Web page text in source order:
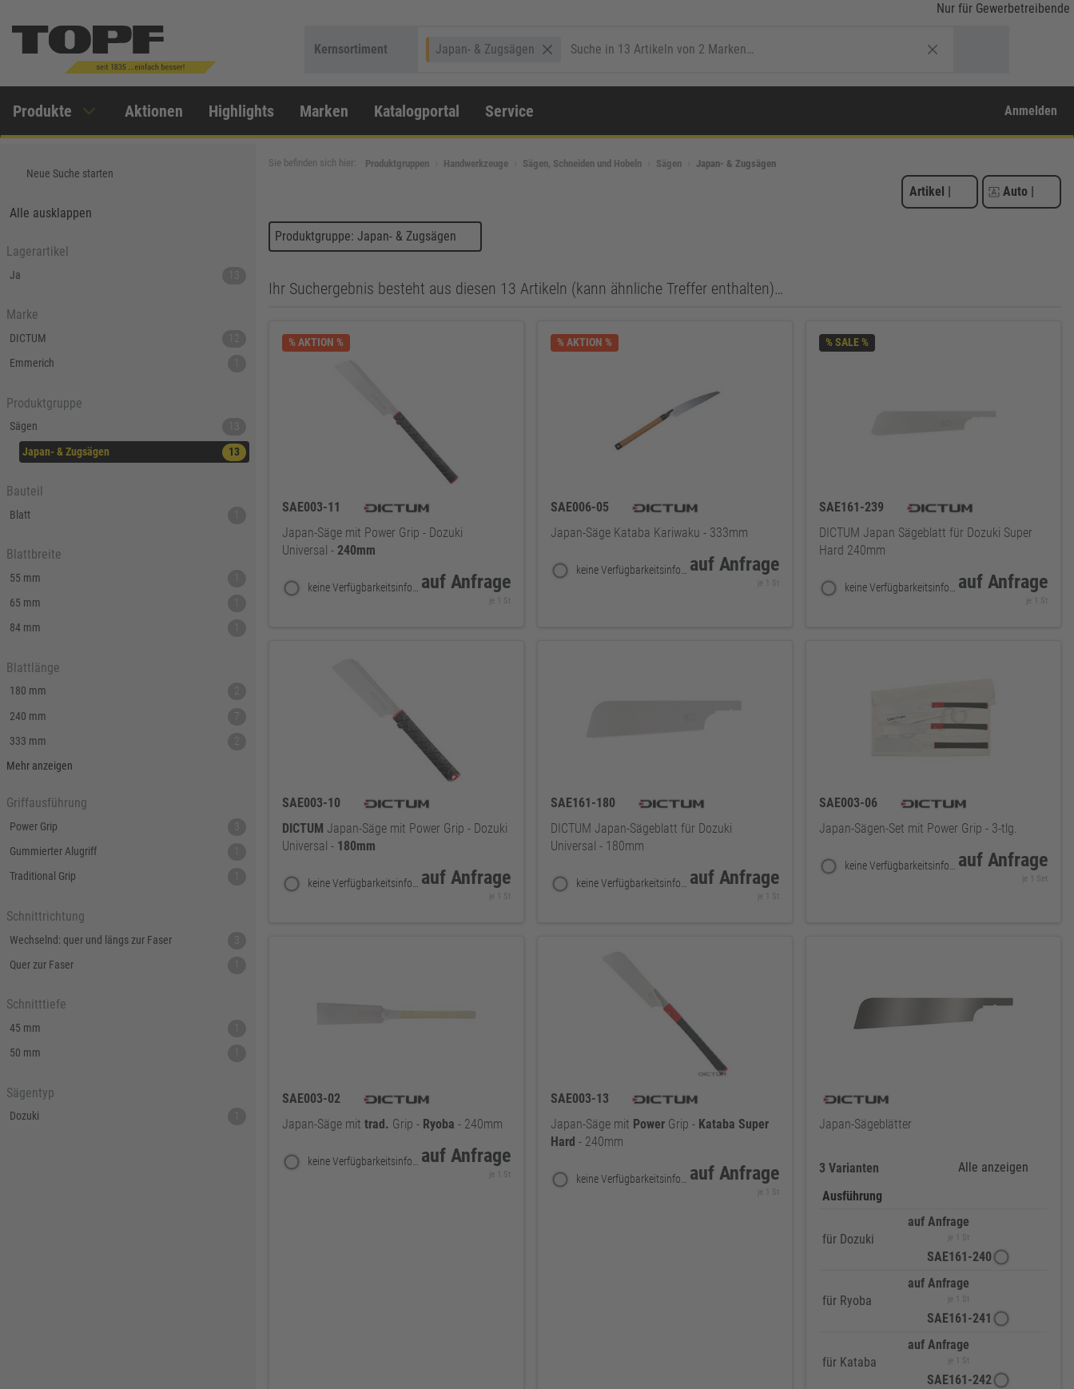
Nur für Gewerbetreibende
Kernsortiment Japan- & Zugsägen
Produkte Aktionen Highlights Marken Katalogportal Service Anmelden
Neue Suche starten
Alle ausklappen
Lagerartikel
Ja 13
Marke
DICTUM
12
Emmerich
Produktgruppe
Sägen
13
Japan- & Zugsägen
13
Bauteil
Blatt
Blattbreite
55 mm
65 mm
84 mm
Blattlänge
180 mm
2
240 mm
7
333 mm
2
600 mm
Mehr anzeigen
Griffausführung
Power Grip
3
Gummierter Alugriff
Traditional Grip
Schnittrichtung
Wechselnd: quer und längs zur Faser
3
Quer zur Faser
Schnitttiefe
45 mm
50 mm
Sägentyp
Dozuki
Sie befinden sich hier: Produktgruppen Handwerkzeuge Sägen, Schneiden und Hobeln Sägen Japan- & Zugsägen
Artikel | Auto |
Produktgruppe: Japan- & Zugsägen
Ihr Suchergebnis besteht aus diesen 13 Artikeln (kann ähnliche Treffer enthalten)…
% AKTION %
SAE003-11
Japan-Säge mit Power Grip - Dozuki
Universal - 240mm
keine Verfügbarkeitsinformationen auf Anfrage
je 1 St
% AKTION %
SAE006-05
Japan-Säge Kataba Kariwaku - 333mm
keine Verfügbarkeitsinformationen auf Anfrage
je 1 St
% SALE %
SAE161-239
DICTUM Japan Sägeblatt für Dozuki Super
Hard 240mm
keine Verfügbarkeitsinformationen auf Anfrage
je 1 St
SAE003-10
DICTUM Japan-Säge mit Power Grip - Dozuki
Universal - 180mm
keine Verfügbarkeitsinformationen auf Anfrage
je 1 St
SAE161-180
DICTUM Japan-Sägeblatt für Dozuki
Universal - 180mm
keine Verfügbarkeitsinformationen auf Anfrage
je 1 St
SAE003-06
Japan-Sägen-Set mit Power Grip - 3-tlg.
keine Verfügbarkeitsinformationen auf Anfrage
je 1 Set
SAE003-02
Japan-Säge mit trad. Grip - Ryoba - 240mm
keine Verfügbarkeitsinformationen auf Anfrage
je 1 St
SAE003-13
Japan-Säge mit Power Grip - Kataba Super
Hard - 240mm
keine Verfügbarkeitsinformationen auf Anfrage
je 1 St
Japan-Sägeblätter
3 Varianten
Alle anzeigen
Ausführung
für Dozuki
auf Anfrage
je 1 St
SAE161-240
für Ryoba
auf Anfrage
je 1 St
SAE161-241
für Kataba
auf Anfrage
je 1 St
SAE161-242